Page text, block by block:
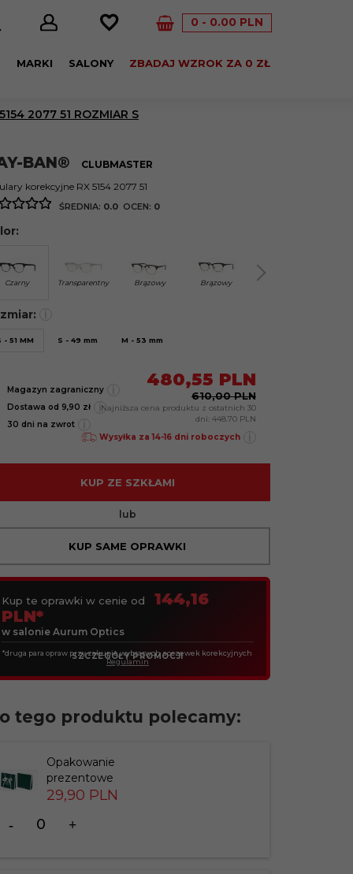
0 0.00 PLN
MARKI SALONY ZBADAJ WZROK ZA 0 ZŁ
2077 51 ROZMIAR S
BAN®
CLUBMASTER
korekcyjne RX 5154 2077 51
ŚREDNIA: 0.0OCEN: 0
Czarny Transparentny Brązowy Brązowy
- 51 MM S - 49 mm M - 53 mm
Magazyn zagraniczny
Dostawa od 9,90 zł
30 dni na zwrot
480,55 PLN
610,00 PLN
Najniższa cena produktu z ostatnich 30
dni: 448.70 PLN
Wysyłka za 14-16 dni roboczych
KUP ZE SZKŁAMI
lub
KUP SAME OPRAWKI
Kup te oprawki w cenie od
144,16
PLN*
w salonie Aurum Optics
*druga para opraw przy zakupie wybranych soczewek korekcyjnych
SZCZEGÓŁY PROMOCJI
Regulamin
tego produktu polecamy:
Opakowanie
prezentowe
29,90 PLN
dla